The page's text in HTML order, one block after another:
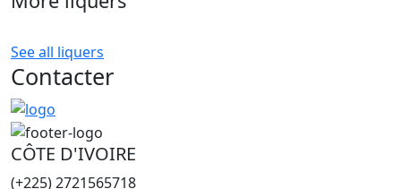
See all liquers
Contacter
CÔTE D'IVOIRE
(+225) 2721565718